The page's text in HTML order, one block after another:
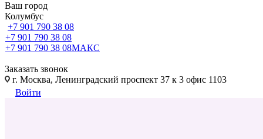
Ваш город
Колумбус
+7 901 790 38 08
+7 901 790 38 08
+7 901 790 38 08МАКС
Заказать звонок
г. Москва, Ленинградский проспект 37 к 3 офис 1103
Войти